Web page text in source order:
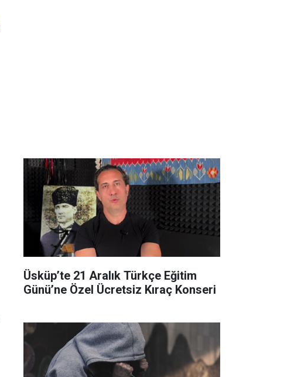
Üsküp’te 21 Aralık Türkçe Eğitim
Günü’ne Özel Ücretsiz Kıraç Konseri